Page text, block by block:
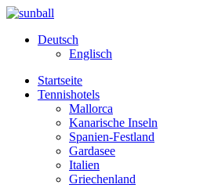
Deutsch
Englisch
Startseite
Tennishotels
Mallorca
Kanarische Inseln
Spanien-Festland
Gardasee
Italien
Griechenland